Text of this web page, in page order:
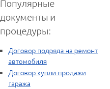
Популярные
документы и
процедуры:
Договор подряда на ремонт
автомобиля
Договор купли-продажи
гаража